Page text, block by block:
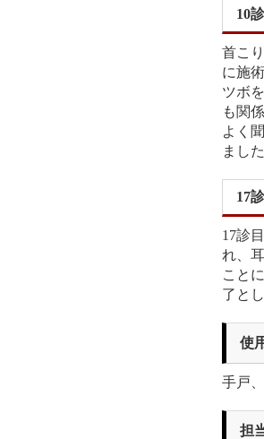
10
首こ
に施
ツボ
も関
よく
ました
17
17診
れ、
こと
了と
使
手戸
担